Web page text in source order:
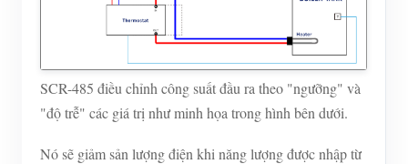
SCR-485 điều chỉnh công suất đầu ra theo "ngưỡng" và
"độ trễ" các giá trị như minh họa trong hình bên dưới.
Nó sẽ giảm sản lượng điện khi năng lượng được nhập từ